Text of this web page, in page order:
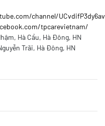
channel/
tpcarevietnam/
Hà Cầu, Hà Đông, HN
Trãi, Hà Đông, HN